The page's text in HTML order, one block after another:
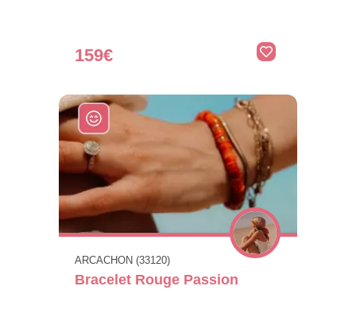
159€
ARCACHON (33120)
Bracelet Rouge Passion